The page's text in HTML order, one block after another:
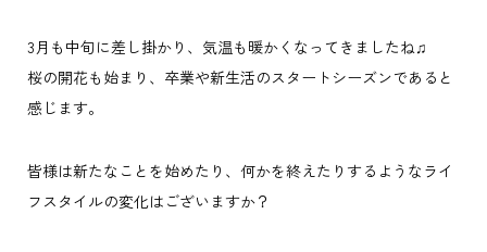
3月も中旬に差し掛かり、気温も暖かくなってきましたね♫
桜の開花も始まり、卒業や新生活のスタートシーズンであると
感じます。
皆様は新たなことを始めたり、何かを終えたりするようなライ
フスタイルの変化はございますか？